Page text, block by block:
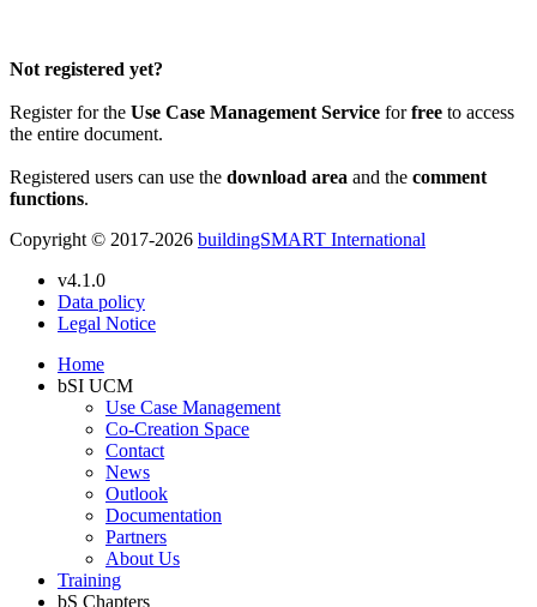
Not registered yet?
Register for the Use Case Management Service forfree to access
the entire document.
Registered users can use the download area and the comment
functions.
Copyright © 2017-2026 buildingSMART International
v4.1.0
Data policy
Legal Notice
Home
bSI UCM
Use Case Management
Co-Creation Space
Contact
News
Outlook
Documentation
Partners
About Us
Training
bS Chapters